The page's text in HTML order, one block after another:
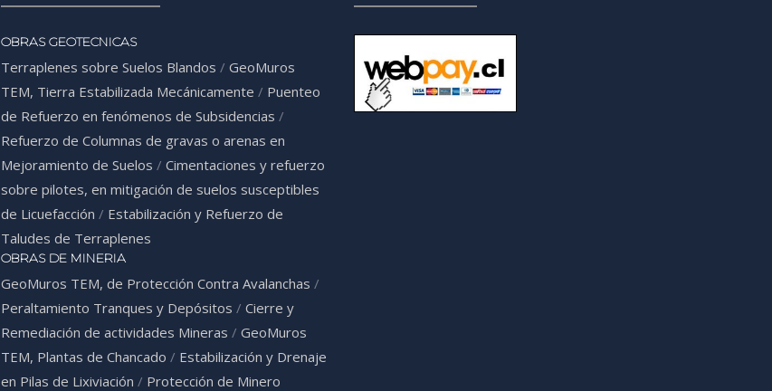
OBRAS GEOTECNICAS
Terraplenes sobre Suelos Blandos / GeoMuros
TEM, Tierra Estabilizada Mecánicamente / Puenteo
de Refuerzo en fenómenos de Subsidencias /
Refuerzo de Columnas de gravas o arenas en
Mejoramiento de Suelos / Cimentaciones y refuerzo
sobre pilotes, en mitigación de suelos susceptibles
de Licuefacción / Estabilización y Refuerzo de
Taludes de Terraplenes
OBRAS DE MINERIA
GeoMuros TEM, de Protección Contra Avalanchas /
Peraltamiento Tranques y Depósitos / Cierre y
Remediación de actividades Mineras / GeoMuros
TEM, Plantas de Chancado / Estabilización y Drenaje
en Pilas de Lixiviación / Protección de Minero